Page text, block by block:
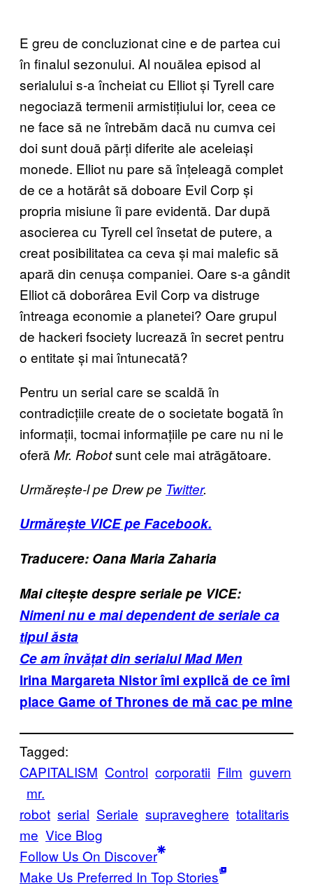
E greu de concluzionat cine e de partea cui
în finalul sezonului. Al nouălea episod al
serialului s-a încheiat cu Elliot și Tyrell care
negociază termenii armistițiului lor, ceea ce
ne face să ne întrebăm dacă nu cumva cei
doi sunt două părți diferite ale aceleiași
monede. Elliot nu pare să înțeleagă complet
de ce a hotărât să doboare Evil Corp și
propria misiune îi pare evidentă. Dar după
asocierea cu Tyrell cel însetat de putere, a
creat posibilitatea ca ceva și mai malefic să
apară din cenușa companiei. Oare s-a gândit
Elliot că doborârea Evil Corp va distruge
întreaga economie a planetei? Oare grupul
de hackeri fsociety lucrează în secret pentru
o entitate și mai întunecată?
Pentru un serial care se scaldă în
contradicțiile create de o societate bogată în
informații, tocmai informațiile pe care nu ni le
oferă Mr. Robotsunt cele mai atrăgătoare.
Urmărește-l pe Drew pe Twitter.
Urmărește VICE pe Facebook.
Traducere: Oana Maria Zaharia
Mai citește despre seriale pe VICE:
Nimeni nu e mai dependent de seriale ca
tipul ăsta
Ce am învățat din serialul Mad Men
Irina Margareta Nistor îmi explică de ce îmi
place Game of Thrones de mă cac pe mine
Tagged:
CAPITALISM Control corporatii Film guvern
mr.
robot serial Seriale supraveghere totalitaris
me Vice Blog
Follow Us On Discover
Make Us Preferred In Top Stories